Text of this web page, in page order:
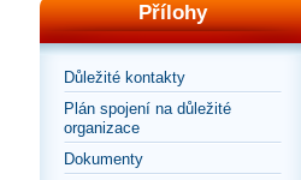
Přílohy
Důležité kontakty
Plán spojení na důležité
organizace
Dokumenty